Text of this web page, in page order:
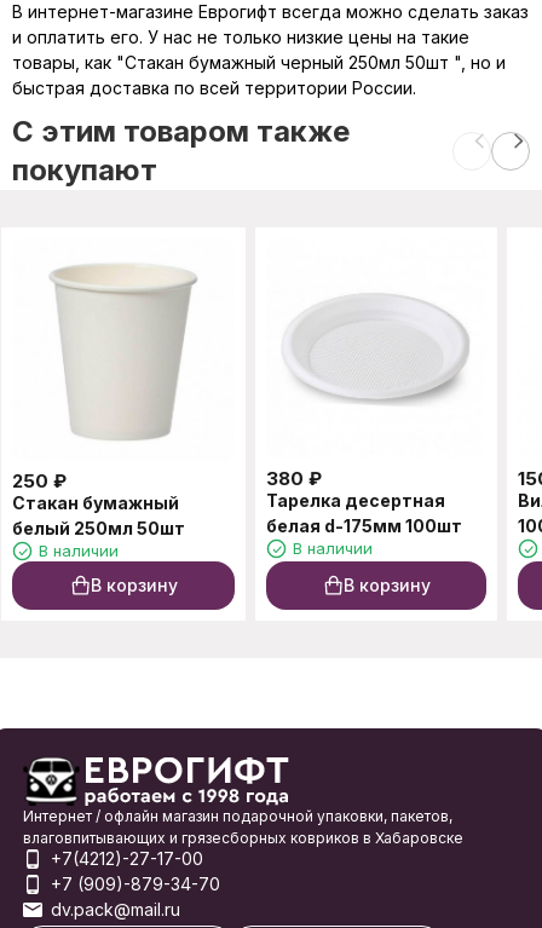
В интернет-магазине Еврогифт всегда можно сделать заказ
и оплатить его. У нас не только низкие цены на такие
товары, как "Стакан бумажный черный 250мл 50шт ", но и
быстрая доставка по всей территории России.
C этим товаром также
покупают
250 ₽
Стакан бумажный
белый 250мл 50шт
В наличии
В корзину
380 ₽
Тарелка десертная
белая d-175мм 100шт
В наличии
В корзину
Интернет / офлайн магазин подарочной упаковки, пакетов,
влаговпитывающих и грязесборных ковриков в Хабаровске
+7(4212)-27-17-00
+7 (909)-879-34-70
dv.pack@mail.ru